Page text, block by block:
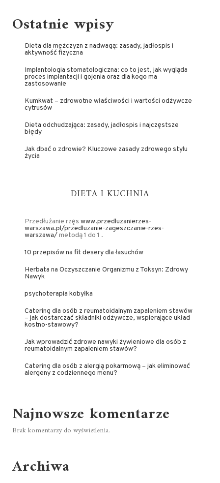
Ostatnie wpisy
Dieta dla mężczyzn z nadwagą: zasady, jadłospis i
aktywność fizyczna
Implantologia stomatologiczna: co to jest, jak wygląda
proces implantacji i gojenia oraz dla kogo ma
zastosowanie
Kumkwat – zdrowotne właściwości i wartości odżywcze
cytrusów
Dieta odchudzająca: zasady, jadłospis i najczęstsze
błędy
Jak dbać o zdrowie? Kluczowe zasady zdrowego stylu
życia
DIETA I KUCHNIA
Przedłużanie rzęs www.przedluzanierzes-
warszawa.pl/przedluzanie-zageszczanie-rzes-
warszawa/metodą 1 do 1 .
10 przepisów na fit desery dla łasuchów
Herbata na Oczyszczanie Organizmu z Toksyn: Zdrowy
Nawyk
psychoterapia kobyłka
Catering dla osób z reumatoidalnym zapaleniem stawów
– jak dostarczać składniki odżywcze, wspierające układ
kostno-stawowy?
Jak wprowadzić zdrowe nawyki żywieniowe dla osób z
reumatoidalnym zapaleniem stawów?
Catering dla osób z alergią pokarmową – jak eliminować
alergeny z codziennego menu?
Najnowsze komentarze
Brak komentarzy do wyświetlenia.
Archiwa